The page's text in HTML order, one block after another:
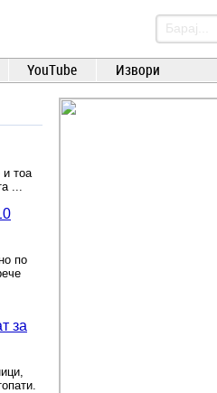
YouTube Извори
тоа
...
по
за